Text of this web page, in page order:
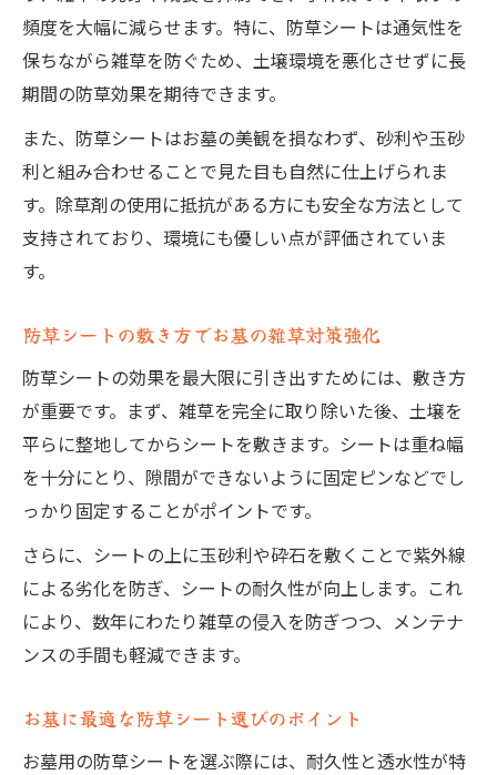
頻度を大幅に減らせます。特に、防草シートは通気性を
保ちながら雑草を防ぐため、土壌環境を悪化させずに長
期間の防草効果を期待できます。
また、防草シートはお墓の美観を損なわず、砂利や玉砂
利と組み合わせることで見た目も自然に仕上げられま
す。除草剤の使用に抵抗がある方にも安全な方法として
支持されており、環境にも優しい点が評価されていま
す。
防草シートの敷き方でお墓の雑草対策強化
防草シートの効果を最大限に引き出すためには、敷き方
が重要です。まず、雑草を完全に取り除いた後、土壌を
平らに整地してからシートを敷きます。シートは重ね幅
を十分にとり、隙間ができないように固定ピンなどでし
っかり固定することがポイントです。
さらに、シートの上に玉砂利や砕石を敷くことで紫外線
による劣化を防ぎ、シートの耐久性が向上します。これ
により、数年にわたり雑草の侵入を防ぎつつ、メンテナ
ンスの手間も軽減できます。
お墓に最適な防草シート選びのポイント
お墓用の防草シートを選ぶ際には、耐久性と透水性が特